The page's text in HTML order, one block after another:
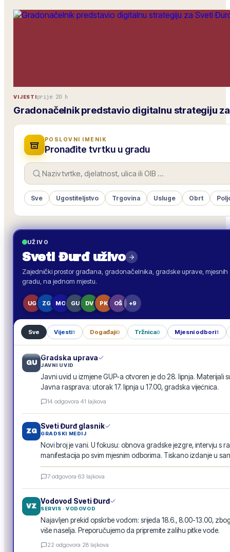
VIJESTIprije 20 h
Gradonačelnik predstavio digitalnu strategiju
POSLOVNI IMENIK
Pronađite tvrtku u gradu
Sve Ugostiteljstvo Trgovina Usluge Obrt
UŽIVO
Sveti Đurđuživo
Zajednički prostor građana, gradonačelnika, gradske uprave,
gradu, na jednom mjestu.
UG ZG MO GU DV PK OŠ +9
Sve Vijesti1 Događaji0 Tržnica0 Mjesni odbori1
GU
Gradska uprava
JAVNI UVID
Javni uvid u izmjene GUP-a otvoren je do 28. lipnja. Materijali
Javna rasprava: utorak 17. lipnja u 17.00, gradska vijećnica.
14 odgovora·41 lajkova
ZG
Sveti Đurđ glasnik
GRADSKI MEDIJ
Novi broj je vani. U fokusu: obnova gradske jezgre, intervju s
manifestacija po svim mjesnim odborima. Tiskano izdanje u
E-GLASILO
Sveti Đurđ glasnik · lipanj 2026.
7 odgovora·63 lajkova
VZ
Vodovod Sveti Đurđ
SERVIS · VODOVOD
Najavljen prekid opskrbe vodom: srijeda 18.6., 8.00-13.00,
više naselja. Preporučujemo da pripremite zalihu pitke vode.
22 odgovora·28 lajkova